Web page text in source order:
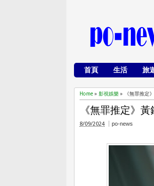
首頁 生活 旅
Home » 影視娛樂 » 《無罪推定
《無罪推定》
8/09/2024 po-news